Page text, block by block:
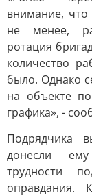
внимание,
не менее,
ротация
количество
было. Однако
на объекте
графика», -
Подрядчика
донесли
трудности
оправдания.